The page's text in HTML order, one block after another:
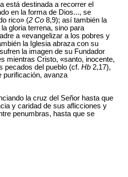
está destinada a recorrer el
en la forma de Dios..., se
rico» (2 Co 8,9); así también la
gloria terrena, sino para
a «evangelizar a los pobres y
la Iglesia abraza con su
la imagen de su Fundador
mientras Cristo, «santo, inocente,
pecados del pueblo (cf. Hb 2,17),
purificación, avanza
la cruz del Señor hasta que
y caridad de sus aflicciones y
penumbras, hasta que se